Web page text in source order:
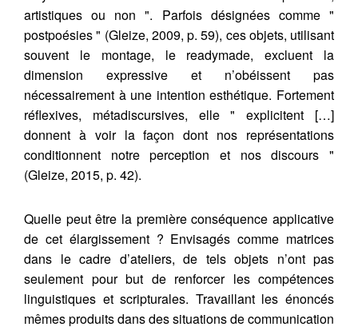
artistiques ou non ". Parfois désignées comme "
postpoésies " (Gleize, 2009, p. 59), ces objets, utilisant
souvent le montage, le readymade, excluent la
dimension expressive et n’obéissent pas
nécessairement à une intention esthétique. Fortement
réflexives, métadiscursives, elle " explicitent […]
donnent à voir la façon dont nos représentations
conditionnent notre perception et nos discours "
(Gleize, 2015, p. 42).
Quelle peut être la première conséquence applicative
de cet élargissement ? Envisagés comme matrices
dans le cadre d’ateliers, de tels objets n’ont pas
seulement pour but de renforcer les compétences
linguistiques et scripturales. Travaillant les énoncés
mêmes produits dans des situations de communication
communication , (5).
https://doi.org/10.34745/numerev_2527
Copier dans votre presse-papier
Récupération de l'adresse e-mail